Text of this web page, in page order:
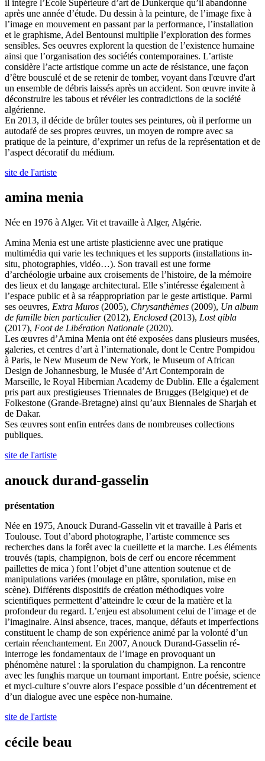
il intègre l’École Supérieure d’art de Dunkerque qu’il abandonne
après une année d’étude. Du dessin à la peinture, de l’image fixe à
l’image en mouvement en passant par la performance, l’installation
et le graphisme, Adel Bentounsi multiplie l’exploration des formes
sensibles. Ses oeuvres explorent la question de l’existence humaine
ainsi que l’organisation des sociétés contemporaines. L’artiste
considère l’acte artistique comme un acte de résistance, une façon
d’être bousculé et de se retenir de tomber, voyant dans l'œuvre d'art
un ensemble de débris laissés après un accident. Son œuvre invite à
déconstruire les tabous et révéler les contradictions de la société
algérienne.
En 2013, il décide de brûler toutes ses peintures, où il performe un
autodafé de ses propres œuvres, un moyen de rompre avec sa
pratique de la peinture, d’exprimer un refus de la représentation et de
l’aspect décoratif du médium.
site de l'artiste
amina menia
Née en 1976 à Alger. Vit et travaille à Alger, Algérie.
Amina Menia est une artiste plasticienne avec une pratique
multimédia qui varie les techniques et les supports (installations in-
situ, photographies, vidéo…). Son travail est une forme
d’archéologie urbaine aux croisements de l’histoire, de la mémoire
des lieux et du langage architectural. Elle s’intéresse également à
l’espace public et à sa réappropriation par le geste artistique. Parmi
ses oeuvres, Extra Muros (2005), Chrysanthèmes (2009), Un album
de famille bien particulier(2012), Enclosed (2013), Lost qibla
(2017), Foot de Libération Nationale (2020).
Les œuvres d’Amina Menia ont été exposées dans plusieurs musées,
galeries, et centres d’art à l’internationale, dont le Centre Pompidou
à Paris, le New Museum de New York, le Museum of African
Design de Johannesburg, le Musée d’Art Contemporain de
Marseille, le Royal Hibernian Academy de Dublin. Elle a également
pris part aux prestigieuses Triennales de Brugges (Belgique) et de
Folkestone (Grande-Bretagne) ainsi qu’aux Biennales de Sharjah et
de Dakar.
Ses œuvres sont enfin entrées dans de nombreuses collections
publiques.
site de l'artiste
anouck durand-gasselin
présentation
Née en 1975, Anouck Durand-Gasselin vit et travaille à Paris et
Toulouse. Tout d’abord photographe, l’artiste commence ses
recherches dans la forêt avec la cueillette et la marche. Les éléments
trouvés (tapis, champignon, bois de cerf ou encore récemment
paillettes de mica ) font l’objet d’une attention soutenue et de
manipulations variées (moulage en plâtre, sporulation, mise en
scène). Différents dispositifs de création méthodiques voire
scientifiques permettent d’atteindre le cœur de la matière et la
profondeur du regard. L’enjeu est absolument celui de l’image et de
l’imaginaire. Ainsi absence, traces, manque, défauts et imperfections
constituent le champ de son expérience animé par la volonté d’un
certain réenchantement. En 2007, Anouck Durand-Gasselin ré-
interroge les fondamentaux de l’image en provoquant un
phénomène naturel : la sporulation du champignon. La rencontre
avec les funghis marque un tournant important. Entre poésie, science
et myci-culture s’ouvre alors l’espace possible d’un décentrement et
d’un dialogue avec une espèce non-humaine.
site de l'artiste
cécile beau